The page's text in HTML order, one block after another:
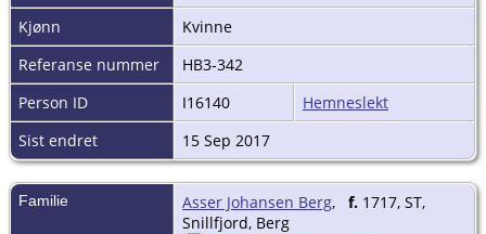
Kjønn
Kvinne
Referanse nummer
HB3-342
Person ID
I16140
Hemneslekt
Sist endret
15 Sep 2017
Familie Asser Johansen Berg, f. 1717, ST,
Snillfjord, Berg